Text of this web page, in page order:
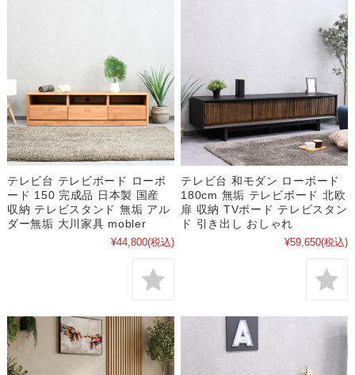
テレビ台 テレビボード ローボ
ード 150 完成品 日本製 国産
収納 テレビスタンド 無垢 アル
ダー無垢 大川家具 mobler
¥44,800(税込)
テレビ台 和モダン ローボード
180cm 無垢 テレビボード 北欧
扉 収納 TVボード テレビスタン
ド 引き出し おしゃれ
¥59,650(税込)